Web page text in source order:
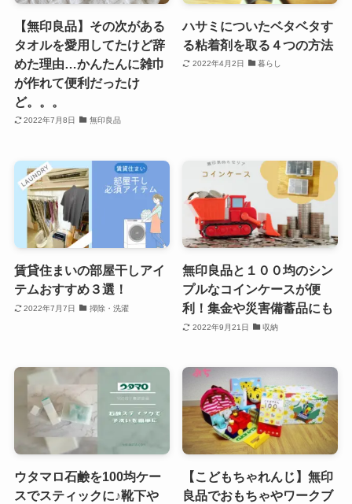
【無印良品】その次がある
タオルを愛用してたけど辞
めた理由…かんたんに雑巾
が作れて便利だったけ
ど。。。
2022年7月8日 無印良品
ハサミについたベタベタす
る粘着剤を取る４つの方法
2022年4月2日 暮らし
賃貸住まいの部屋干しアイ
テムおすすめ３選！
2022年7月7日 掃除・洗濯
無印良品と１００均のシン
プルなコインケースが便
利！集金や災害備蓄品にも
2022年9月21日 収納
ウタマロ石鹸を100均ケー
スでスティックに♪靴下や
【こどもちゃれんじ】無印
良品でおもちゃやワークブ